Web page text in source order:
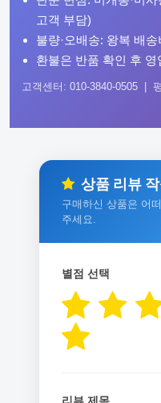
고객 부담)
불량·오배송: 왕복 배
환불은 반품 확인 후
고객센터: 010-3840-0505 |
상품 리뷰
구매하신 상품은 어
주세요.
별점 선택